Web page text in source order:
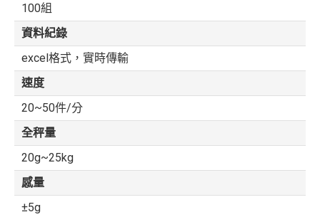
100組
資料紀錄
excel格式，實時傳輸
速度
20~50件/分
全秤量
20g~25kg
感量
±5g